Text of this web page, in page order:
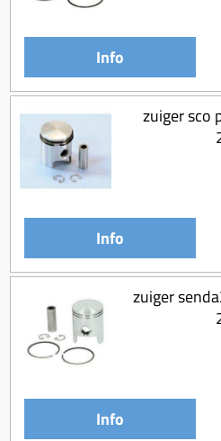
Info
zuiger sco
Info
zuiger
Info